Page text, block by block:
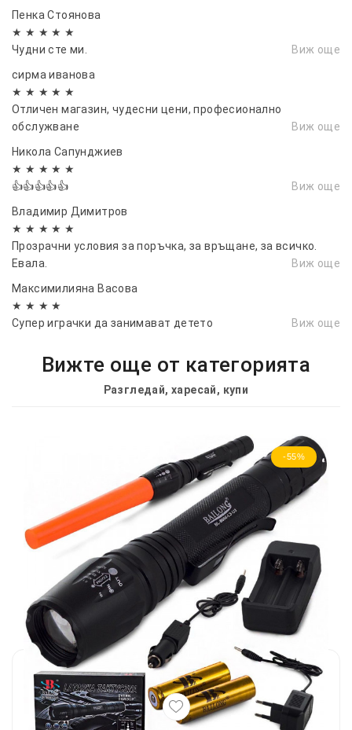
✅ 100 степени на скоростта
✅ Дигитален LED дисплей
✅ USB зареждане
✅ Тиха работа
✅ Компактен и лесен за носене
📏 Размер: 158/60/58 mm
Комплектът съдържа:
1 бр. вентилатор
1 бр. кабел за зареждане
1 бр. връзка за врата
наличността!
Пенка Стоянова
★ ★ ★ ★ ★
Чудни сте ми.
Виж още
сирма иванова
★ ★ ★ ★ ★
Отличен магазин, чудесни цени, професионално
обслужване
Виж още
Никола Сапунджиев
★ ★ ★ ★ ★
👍👍👍👍👍
Виж още
Владимир Димитров
★ ★ ★ ★ ★
Прозрачни условия за поръчка, за връщане, за всичко.
Евала.
Виж още
Максимилияна Васовa
★ ★ ★ ★
Супер играчки да занимават детето
Виж още
Вижте още от категорията
Разгледай, харесай, купи
-55%